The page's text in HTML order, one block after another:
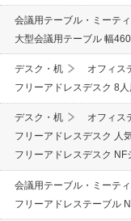
会議用テーブル・ミーテ
大型会議用テーブル 幅
デスク・机 オフィス
フリーアドレスデスク 8人
デスク・机 オフィス
フリーアドレスデスク 人
フリーアドレスデスク NF
会議用テーブル・ミーテ
フリーアドレステーブル